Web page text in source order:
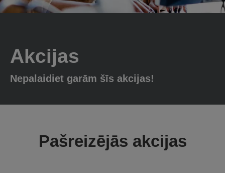
Akcijas
Nepalaidiet garām šīs akcijas!
Pašreizējās akcijas